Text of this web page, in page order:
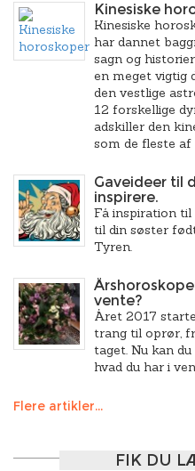
Kinesiske
Kinesiske
har dannet
sagn og
en meget vigtig
den vestlige
12 forskellige
adskiller den
som de fleste af
Gaveideer til
inspirere.
Få inspiration til
til din søster
Tyren.
vente?
Året 2017
trang til oprør,
taget. Nu kan
hvad du har i
Flere artikler...
FIK DU